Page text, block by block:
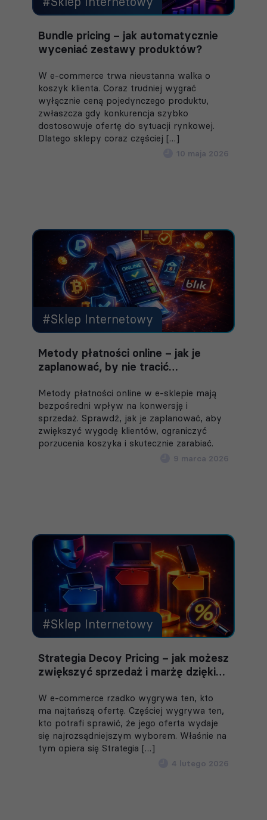
Bundle pricing – jak automatycznie
wyceniać zestawy produktów?
W e-commerce trwa nieustanna walka o
koszyk klienta. Coraz trudniej wygrać
wyłącznie ceną pojedynczego produktu,
zwłaszcza gdy konkurencja szybko
dostosowuje ofertę do sytuacji rynkowej.
Dlatego sklepy coraz częściej […]
10 maja 2026
#Sklep Internetowy
Metody płatności online – jak je
zaplanować, by nie tracić
Metody płatności online w e-sklepie mają
bezpośredni wpływ na konwersję i
sprzedaż. Sprawdź, jak je zaplanować, aby
zwiększyć wygodę klientów, ograniczyć
porzucenia koszyka i skutecznie zarabiać.
9 marca 2026
#Sklep Internetowy
Strategia Decoy Pricing – jak możesz
zwiększyć sprzedaż i marżę dzięki
W e-commerce rzadko wygrywa ten, kto
ma najtańszą ofertę. Częściej wygrywa ten,
kto potrafi sprawić, że jego oferta wydaje
się najrozsądniejszym wyborem. Właśnie na
tym opiera się Strategia […]
4 lutego 2026